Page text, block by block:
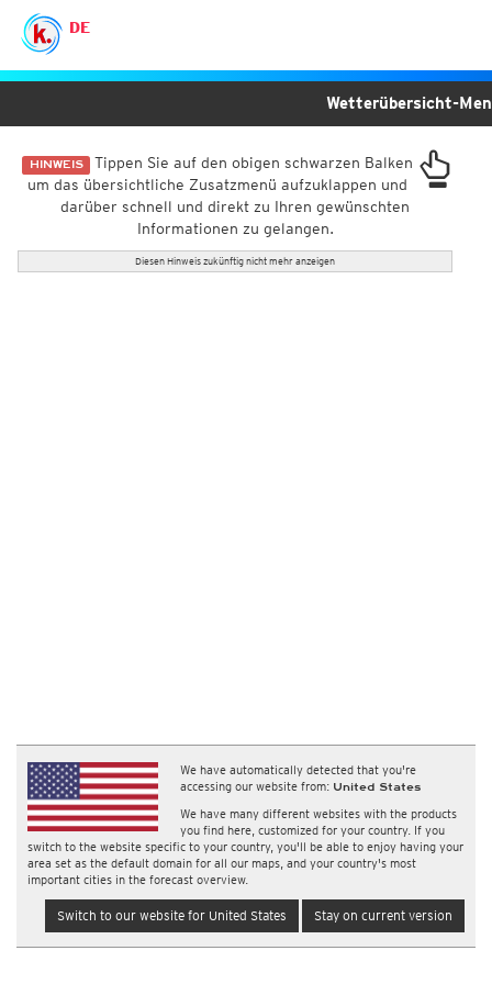
DE
HINWEIS Tippen Sie auf den obigen schwarzen Balken
um das übersichtliche Zusatzmenü aufzuklappen und
darüber schnell und direkt zu Ihren gewünschten
Informationen zu gelangen.
Diesen Hinweis zukünftig nicht mehr anzeigen
We have automatically detected that you're
accessing our website from: United States
We have many different websites with the products
you find here, customized for your country. If you
switch to the website specific to your country, you'll be able to enjoy having your
area set as the default domain for all our maps, and your country's most
important cities in the forecast overview.
Switch to our website for United States Stay on current version
Wetterübersicht-